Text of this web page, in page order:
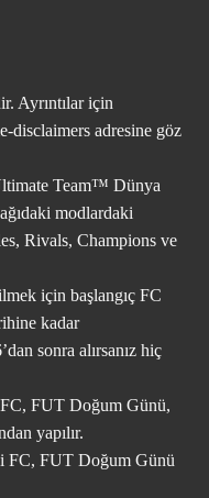
Ayrıntılar için
disclaimers adresine göz
Team™ Dünya
modlardaki
Rivals, Champions ve
için başlangıç FC
kadar
sonra alırsanız hiç
FC, FUT Doğum Günü,
yapılır.
FC, FUT Doğum Günü